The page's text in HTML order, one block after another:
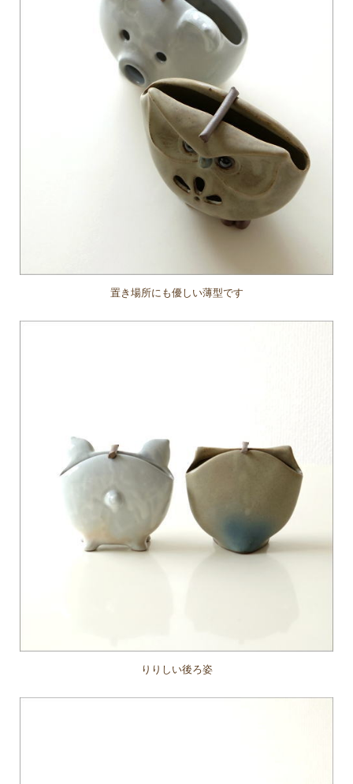
置き場所にも優しい薄型です
りりしい後ろ姿